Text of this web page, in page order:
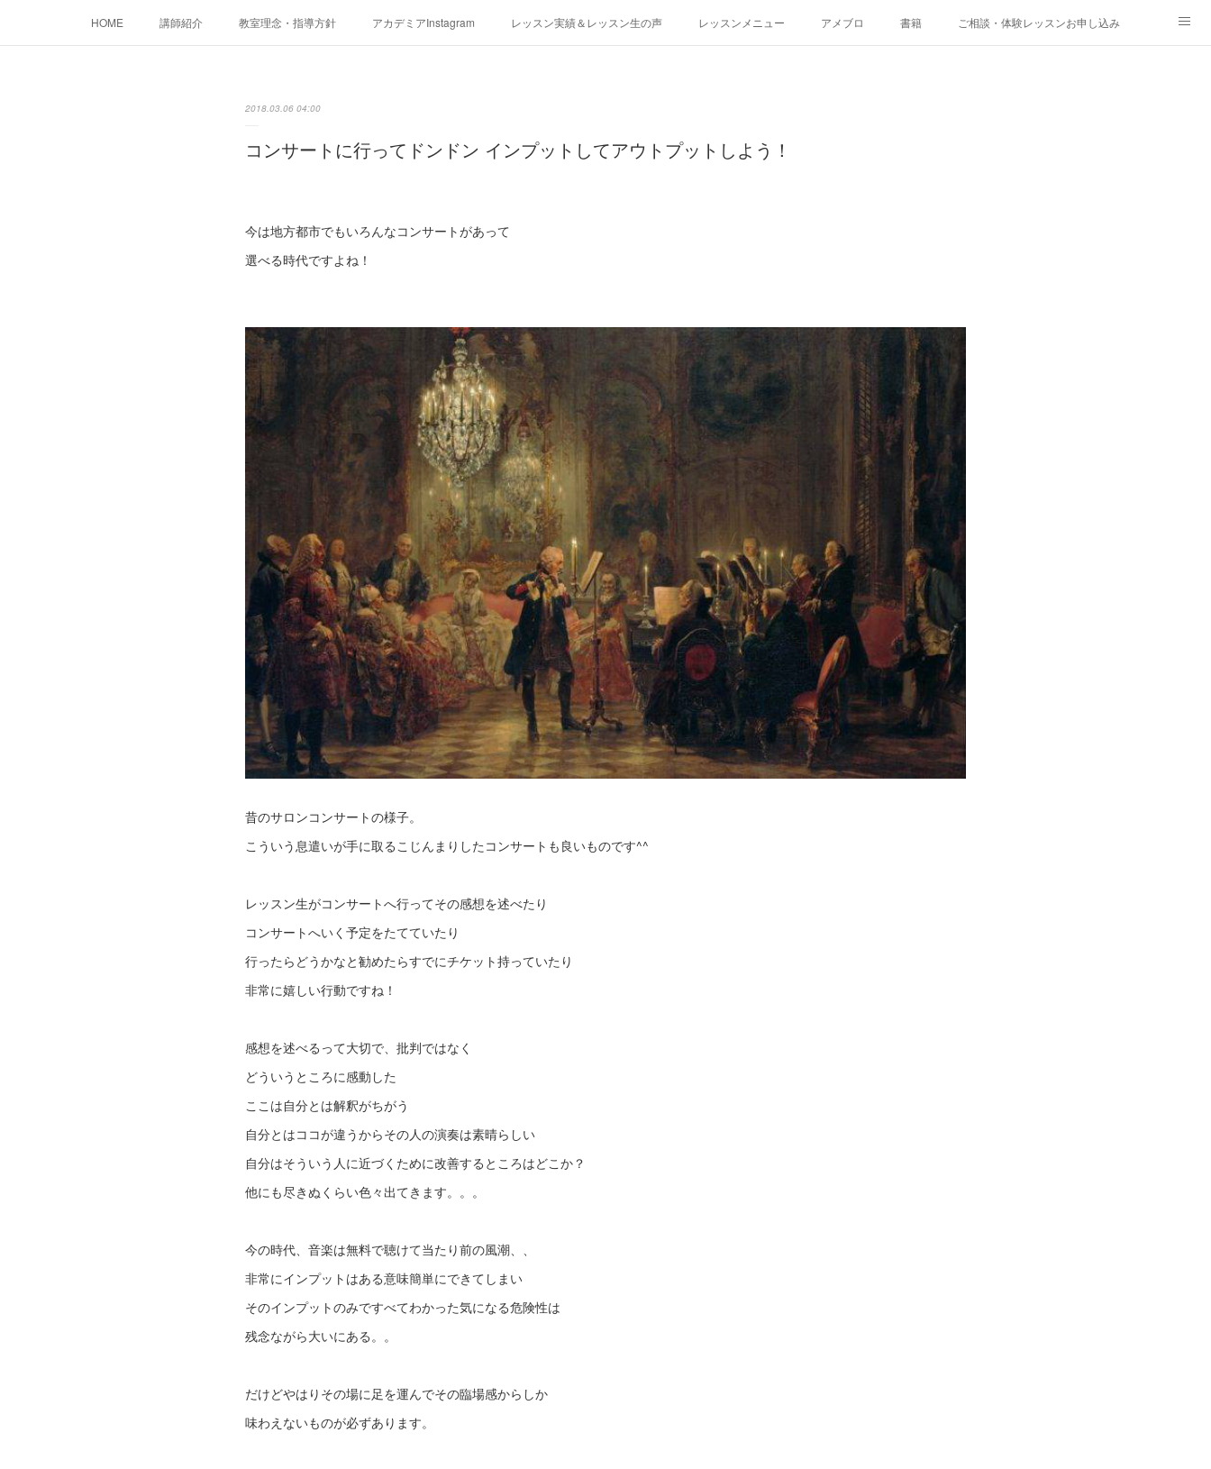
HOME 講師紹介 教室理念・指導方針 アカデミアInstagram レッスン実績＆レッスン生の声 レッスンメニュー アメブロ 書籍 ご相談・体験レッスンお申し込み
2018.03.06 04:00
コンサートに行ってドンドン インプットしてアウトプットしよう！
今は地方都市でもいろんなコンサートがあって
選べる時代ですよね！
昔のサロンコンサートの様子。
こういう息遣いが手に取るこじんまりしたコンサートも良いものです^^
レッスン生がコンサートへ行ってその感想を述べたり
コンサートへいく予定をたてていたり
行ったらどうかなと勧めたらすでにチケット持っていたり
非常に嬉しい行動ですね！
感想を述べるって大切で、批判ではなく
どういうところに感動した
ここは自分とは解釈がちがう
自分とはココが違うからその人の演奏は素晴らしい
自分はそういう人に近づくために改善するところはどこか？
他にも尽きぬくらい色々出てきます。。。
今の時代、音楽は無料で聴けて当たり前の風潮、、
非常にインプットはある意味簡単にできてしまい
そのインプットのみですべてわかった気になる危険性は
残念ながら大いにある。。
だけどやはりその場に足を運んでその臨場感からしか
味わえないものが必ずあります。